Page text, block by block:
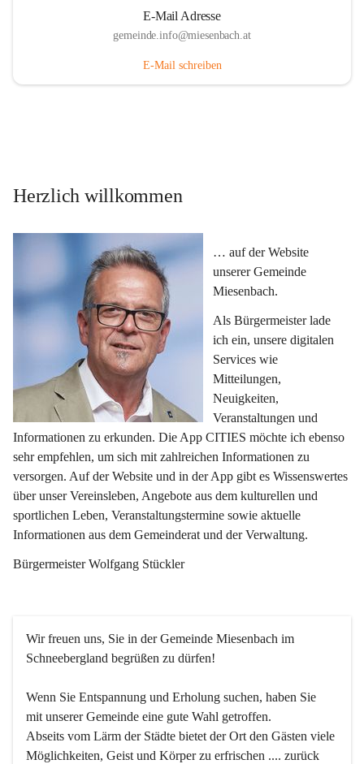
E-Mail Adresse
gemeinde.info@miesenbach.at
E-Mail schreiben
Herzlich willkommen
… auf der Website
unserer Gemeinde
Miesenbach.
Als Bürgermeister lade
ich ein, unsere digitalen
Services wie
Mitteilungen,
Neuigkeiten,
Veranstaltungen und
Informationen zu erkunden. Die App CITIES möchte ich ebenso
sehr empfehlen, um sich mit zahlreichen Informationen zu
versorgen. Auf der Website und in der App gibt es Wissenswertes
über unser Vereinsleben, Angebote aus dem kulturellen und
sportlichen Leben, Veranstaltungstermine sowie aktuelle
Informationen aus dem Gemeinderat und der Verwaltung.
Bürgermeister Wolfgang Stückler
Wir freuen uns, Sie in der Gemeinde Miesenbach im
Schneebergland begrüßen zu dürfen!
Wenn Sie Entspannung und Erholung suchen, haben Sie
mit unserer Gemeinde eine gute Wahl getroffen.
Abseits vom Lärm der Städte bietet der Ort den Gästen viele
Möglichkeiten, Geist und Körper zu erfrischen .... zurück